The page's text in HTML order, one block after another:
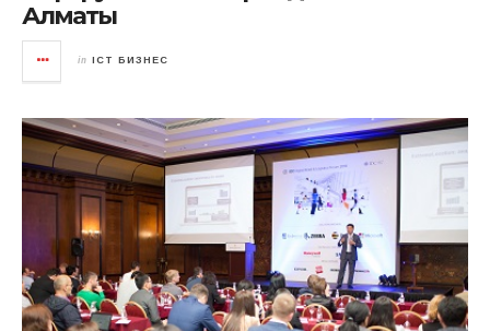
Алматы
in ICT БИЗНЕС